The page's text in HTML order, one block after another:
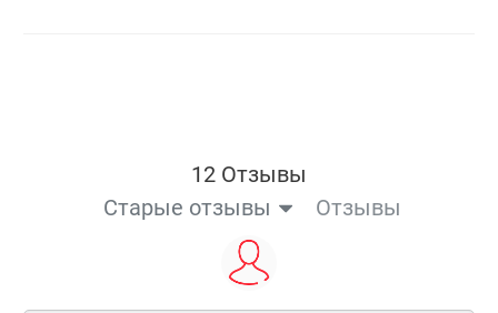
12 Отзывы
Старые отзывы
Отзывы